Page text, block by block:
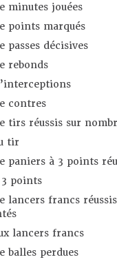
minutes jouées
points marqués
passes décisives
rebonds
contres
tirs réussis sur
tir
paniers à 3 points
3 points
lancers francs
lancers francs
balles perdues